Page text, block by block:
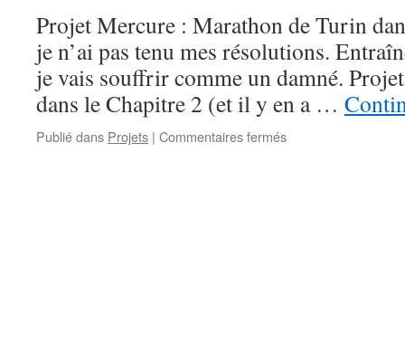
Projet Mercure : Marathon de Turin
je n’ai pas tenu mes résolutions.
je vais souffrir comme un damné.
dans le Chapitre 2 (et il y en a …
Publié dans Projets | Commentaires ferméssur